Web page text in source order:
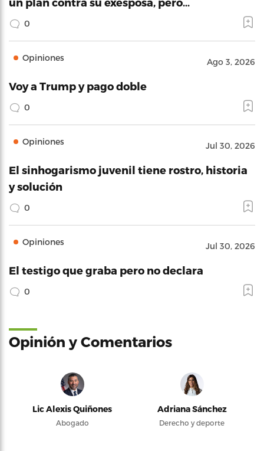
0
Opiniones Ago 3, 2026
Voy a Trump y pago doble
0
Opiniones Jul 30, 2026
El sinhogarismo juvenil tiene rostro, historia
y solución
0
Opiniones Jul 30, 2026
El testigo que graba pero no declara
0
Opinión y Comentarios
Lic Alexis Quiñones
Abogado
Adriana Sánchez
Derecho y deporte